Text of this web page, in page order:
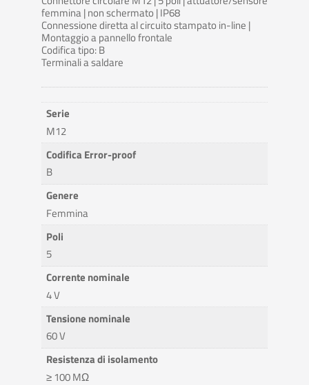
femmina | non schermato | IP68
Connessione diretta al circuito stampato in-line |
Montaggio a pannello frontale
Codifica tipo: B
Terminali a saldare
Serie
M12
Codifica Error-proof
B
Genere
Femmina
Poli
5
Corrente nominale
4 V
Tensione nominale
60 V
Resistenza di isolamento
≥ 100 MΩ